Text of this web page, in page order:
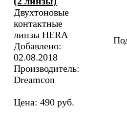
Двухтоновые
контактные
линзы HERA
Добавлено:
02.08.2018
Производитель:
Dreamcon
Цена: 490 руб.